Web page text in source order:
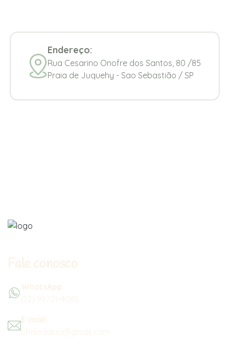
Endereço:
Rua Cesarino Onofre dos Santos, 80 /85
Praia de Juquehy - Sao Sebastião / SP
Fale conosco
WhatsApp
(12) 99721-4065
E-mail
chaledalua@gmail.com